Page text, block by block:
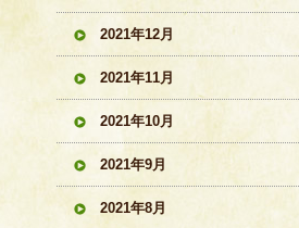
2021年12月
2021年11月
2021年10月
2021年9月
2021年8月